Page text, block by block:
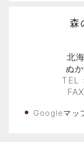
森
北
ぬ
TEL :
Googleマッ